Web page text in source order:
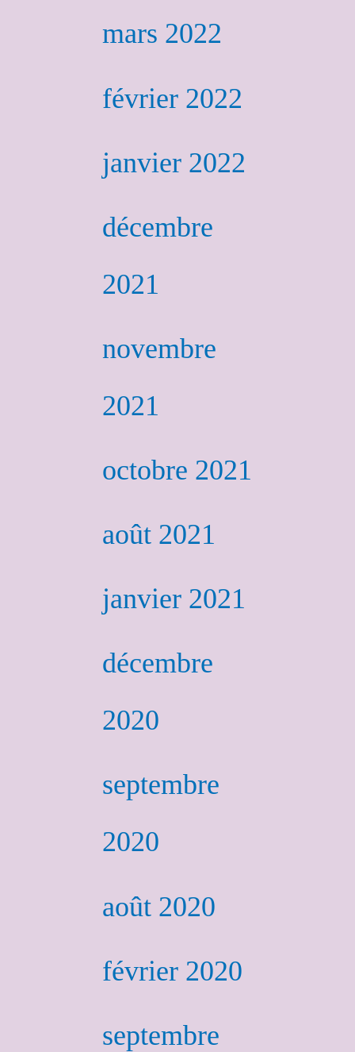
mars 2022
février 2022
janvier 2022
décembre
2021
novembre
2021
octobre 2021
août 2021
janvier 2021
décembre
2020
septembre
2020
août 2020
février 2020
septembre